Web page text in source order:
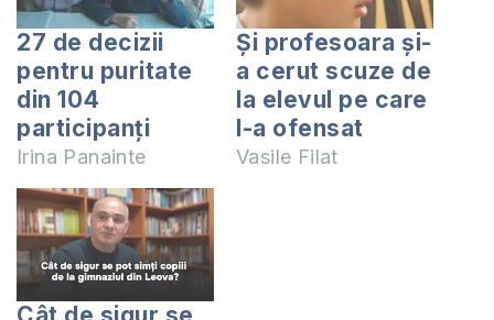
27 de decizii
pentru puritate
din 104
participanți
Irina Panainte
Și profesoara și-
a cerut scuze de
la elevul pe care
l-a ofensat
Vasile Filat